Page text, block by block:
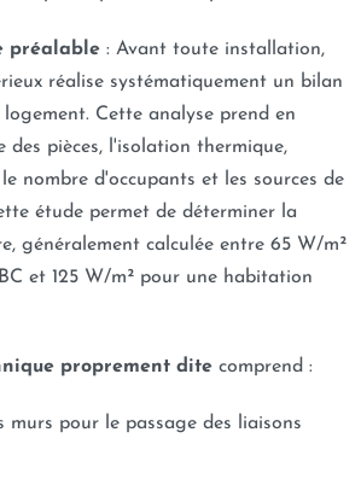
préalable : Avant toute installation,
réalise systématiquement un bilan
Cette analyse prend en
des pièces, l'isolation thermique,
nombre d'occupants et les sources de
étude permet de déterminer la
généralement calculée entre 65 W/m²
et 125 W/m² pour une habitation
proprement dite comprend :
murs pour le passage des liaisons